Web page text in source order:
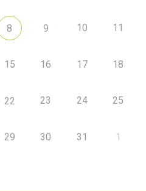
8 9 10 11
15 16 17 18
22 23 24 25
29 30 31 1